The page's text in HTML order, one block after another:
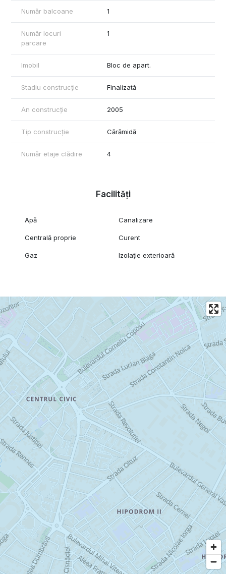
Număr balcoane 1
Număr locuri
parcare
1
Imobil Bloc de apart.
Stadiu construcție Finalizată
An construcție 2005
Tip construcție Cărămidă
Număr etaje clădire 4
Facilități
Apă Canalizare
Centrală proprie Curent
Gaz Izolație exterioară